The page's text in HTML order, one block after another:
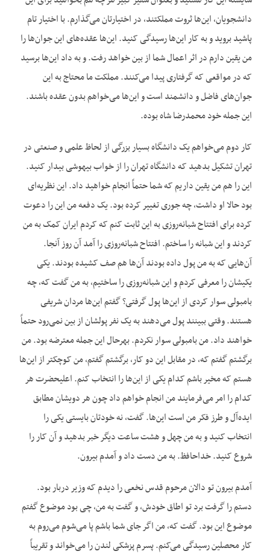
دانشجویان، این‌ها ثروت مملکتند، در اختیارتان می‌گذارم. با اختیار تام
پاشید بروید و به کار این‌ها رسیدگی کنید. این‌ها عقده‌های این جوان‌ها را
من یقین دارم در اثر اعمال شما از بین خواهد رفت. و به داد این‌ها برسید
که در مواقعی که گرفتاری پیدا می‌کنند. مملکت ما محتاج به این
جوان‌های فاضل و دانشمند است و این‌ها می‌خواهم بدون عقده باشند.
این جمله خود محمدرضا شاه بوده.
کار دوم می‌خواهم یک دانشگاه بسیار بزرگی از لحاظ علمی و صنعتی در
تهران تشکیل بدهید که دانشگاه تهران را از خواب بیهوشی بیدار کنید.
این را هم من یقین داریم که شما حتماً انجام خواهید داد. این نظریه‌ای
بود حالا او داشت، چه جوری تغییر کرده بود. یک دفعه من این را دعوت
کرده برای افتتاح شبانه‌روزی به این ثابت کنم که کردم ایران کمک به من
کردند و این شبانه را ساختم. افتتاح شبانه‌روزی را آمد آن روز آنجا.
آن‌هایی که به من پول داده بودند آن‌ها هم صف کشیده بودند. یکی
یکیشان را معرفی کردم و این شبانه‌روزی را ساختیم، به من گفت که، چه
بامبولی سوار کردی از این‌ها پول گرفتی؟ گفتم این‌ها مردان شریفی
هستند. وقتی ببینند پول می‌دهند به یک نفر پولشان از بین نمی‌رود حتماً
خواهند داد. من بامبولی سوار نکردم. بهرحال این جمله معترضه بود. من
برگشتم گفتم که، در مقابل این دو کار، برگشتم گفتم، من کوچکتر از این‌ها
هستم که مخیر باشم کدام یکی از این‌ها را انتخاب کنم. اعلیحضرت هر
کدام را امر می‌فرمایند من انجام خواهم داد چون هر دویشان مطابق
ایده‌آل و طرز فکر من است این‌ها. گفت، نه خودتان بایستی یکی را
انتخاب کنید و به من چهل و هشت ساعت دیگر خبر بدهید و آن کار را
شروع کنید. خداحافظ. به من دست داد و آمدم بیرون.
آمدم بیرون تو دالان مرحوم قدس نخعی را دیدم که وزیر دربار بود.
دستم را گرفت برد تو اطاق خودش، و گفت به من، چی بود موضوع گفتم
موضوع این بود. گفت که، من اگر جای شما باشم پا می‌شوم می‌روم به
کار محصلین رسیدگی می‌کنم. پسرم پزشکی لندن را می‌خواند و تقریباً